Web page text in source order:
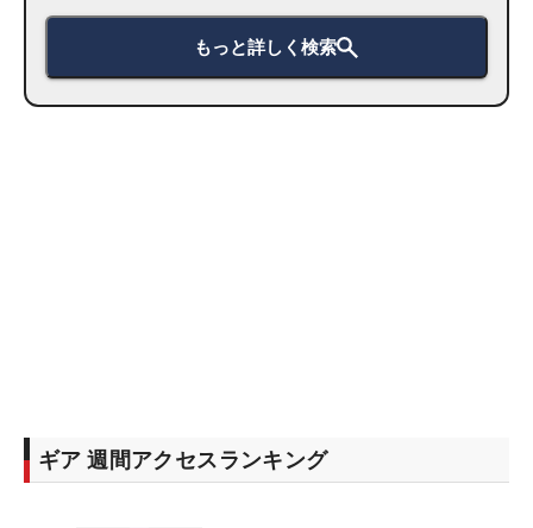
もっと詳しく検索
ギア 週間アクセスランキング